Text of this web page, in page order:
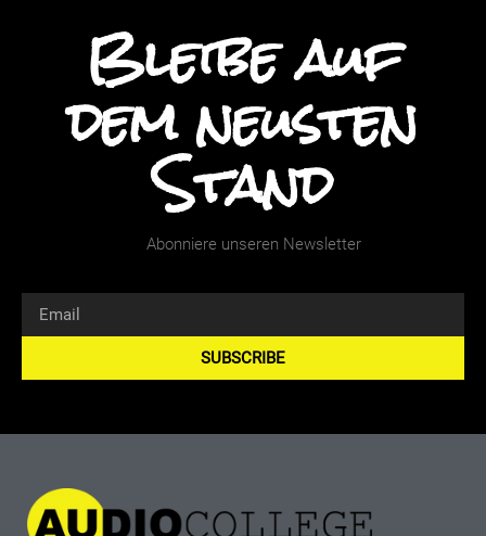
Bleibe auf
dem neusten
Stand
Abonniere unseren Newsletter
SUBSCRIBE